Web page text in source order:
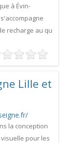
à Évin-
recharge au qu
Lille et
la conception
pour les